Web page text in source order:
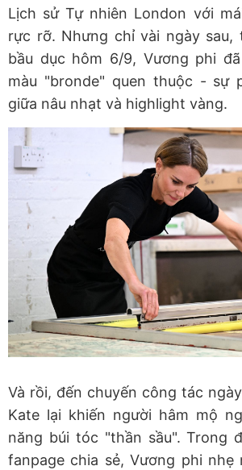
Lịch sử Tự nhiên London với
rực rỡ. Nhưng chỉ vài ngày sau,
bầu dục hôm 6/9, Vương phi
màu "bronde" quen thuộc - sự
giữa nâu nhạt và highlight vàng.
Và rồi, đến chuyến công tác
Kate lại khiến người hâm mộ
năng búi tóc "thần sầu". Trong
fanpage chia sẻ, Vương phi nhẹ